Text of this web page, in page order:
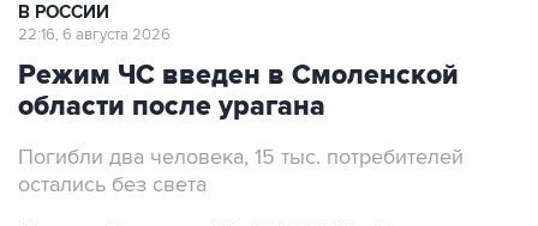
Режим ЧС введен в Смоленской
области после урагана
Погибли два человека, 15 тыс. потребителей
Москва. 6 августа. INTERFAX.RU - Власти